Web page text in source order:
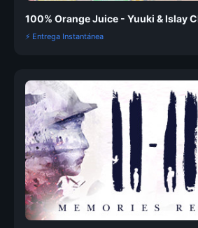
100% Orange Juice - Yuuki & Islay
⚡ Entrega Instantánea